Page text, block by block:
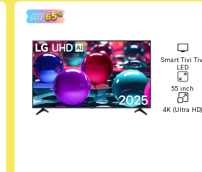
Google Tivi
55 inch
4K (Ultra HD)